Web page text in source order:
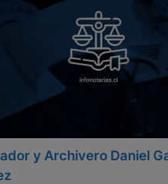
y Archivero Daniel